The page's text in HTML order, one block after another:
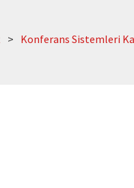
Konferans Sistemleri